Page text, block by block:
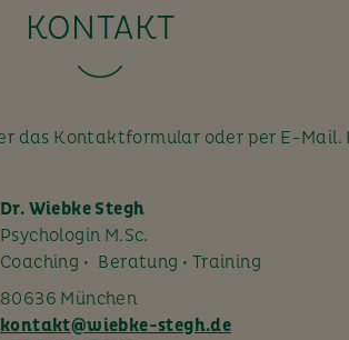
KONTAKT
das Kontaktformular oder per E-Mail.
Dr. Wiebke Stegh
Psychologin M.Sc.
Coaching • Beratung • Training
80636 München
kontakt@wiebke-stegh.de